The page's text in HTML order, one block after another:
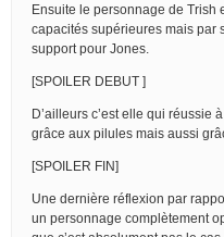
Ensuite le personnage de Trish
capacités supérieures mais par
support pour Jones.
[SPOILER DEBUT ]
D’ailleurs c’est elle qui réussie
grâce aux pilules mais aussi
[SPOILER FIN]
Une dernière réflexion par
un personnage complètement